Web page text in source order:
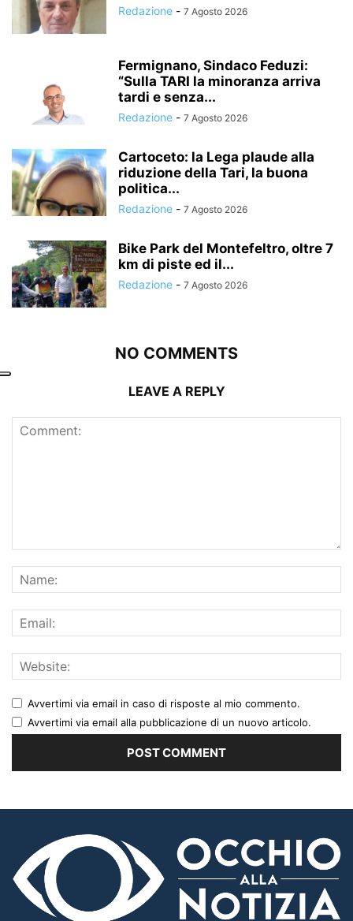
Redazione - 7 Agosto 2026
Fermignano, Sindaco Feduzi:
“Sulla TARI la minoranza arriva
tardi e senza...
Redazione - 7 Agosto 2026
Cartoceto: la Lega plaude alla
riduzione della Tari, la buona
politica...
Redazione - 7 Agosto 2026
Bike Park del Montefeltro, oltre 7
km di piste ed il...
Redazione - 7 Agosto 2026
NO COMMENTS
LEAVE A REPLY
Avvertimi via email in caso di risposte al mio commento.
Avvertimi via email alla pubblicazione di un nuovo articolo.